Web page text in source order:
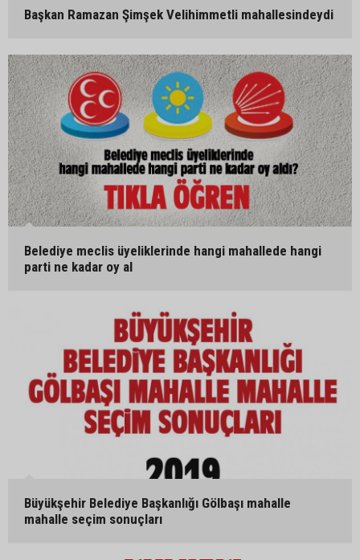
Başkan Ramazan Şimşek Velihimmetli mahallesindeydi
Belediye meclis üyeliklerinde hangi mahallede hangi
parti ne kadar oy al
Büyükşehir Belediye Başkanlığı Gölbaşı mahalle
mahalle seçim sonuçları